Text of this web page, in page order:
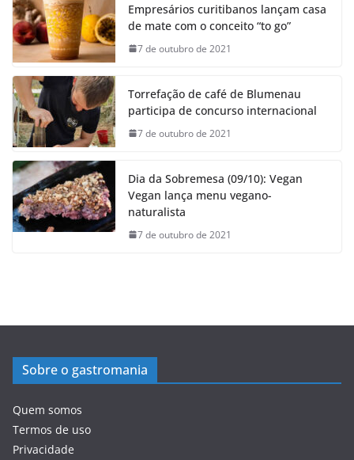
Empresários curitibanos lançam casa
de mate com o conceito “to go”
7 de outubro de 2021
Torrefação de café de Blumenau
participa de concurso internacional
7 de outubro de 2021
Dia da Sobremesa (09/10): Vegan
Vegan lança menu vegano-
naturalista
7 de outubro de 2021
Sobre o gastromania
Quem somos
Termos de uso
Privacidade